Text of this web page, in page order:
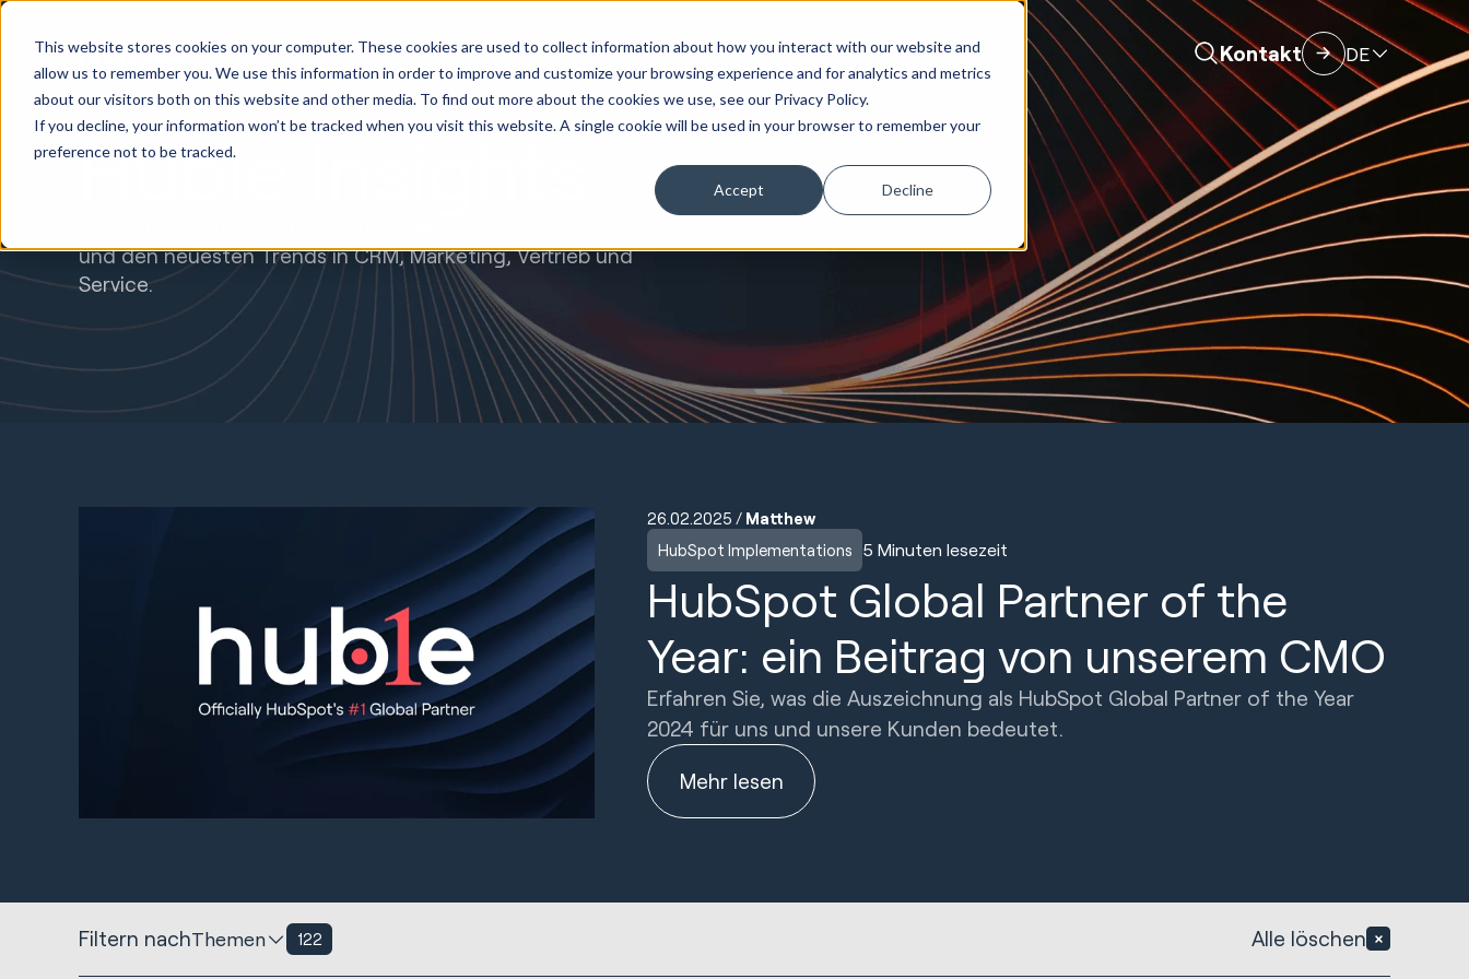
This website stores cookies on your computer. These cookies are used to collect information about how you interact with our website and
allow us to remember you. We use this information in order to improve and customize your browsing experience and for analytics and metrics
about our visitors both on this website and other media. To find out more about the cookies we use, see our Privacy Policy.
If you decline, your information won’t be tracked when you visit this website. A single cookie will be used in your browser to remember your
preference not to be tracked.
Accept Decline
HubSpot
Implementierung
Marketing &
Creative
Website &
Portale
Sales &
Revenue
Service
Operation
Seek
Evolution
Kontakt DE
Huble Insights
und den neuesten Trends in CRM, Marketing, Vertrieb und
Service.
26.02.2025 / Matthew
HubSpot Implementations
5 Minuten lesezeit
HubSpot Global Partner of the
Year: ein Beitrag von unserem CMO
Erfahren Sie, was die Auszeichnung als HubSpot Global Partner of the Year
2024 für uns und unsere Kunden bedeutet.
Mehr lesen
Filtern nachThemen 122 Alle löschen